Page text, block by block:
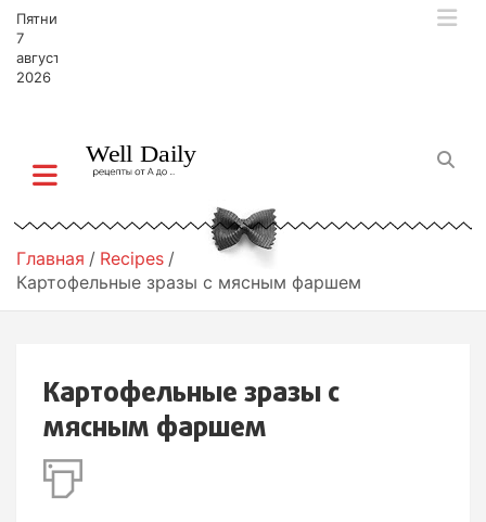
Пятница,
7
августа,
2026
Главная
Recipes
Картофельные зразы с мясным фаршем
Картофельные зразы с
мясным фаршем